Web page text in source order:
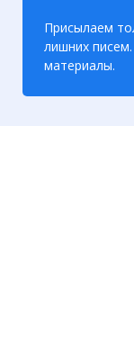
Присылаем
лишних
материалы.